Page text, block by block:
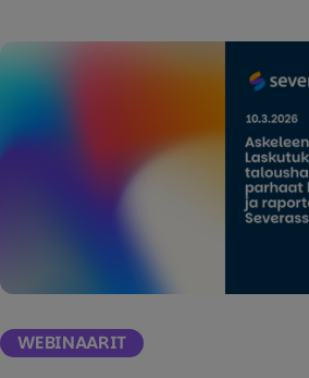
WEBINAARIT